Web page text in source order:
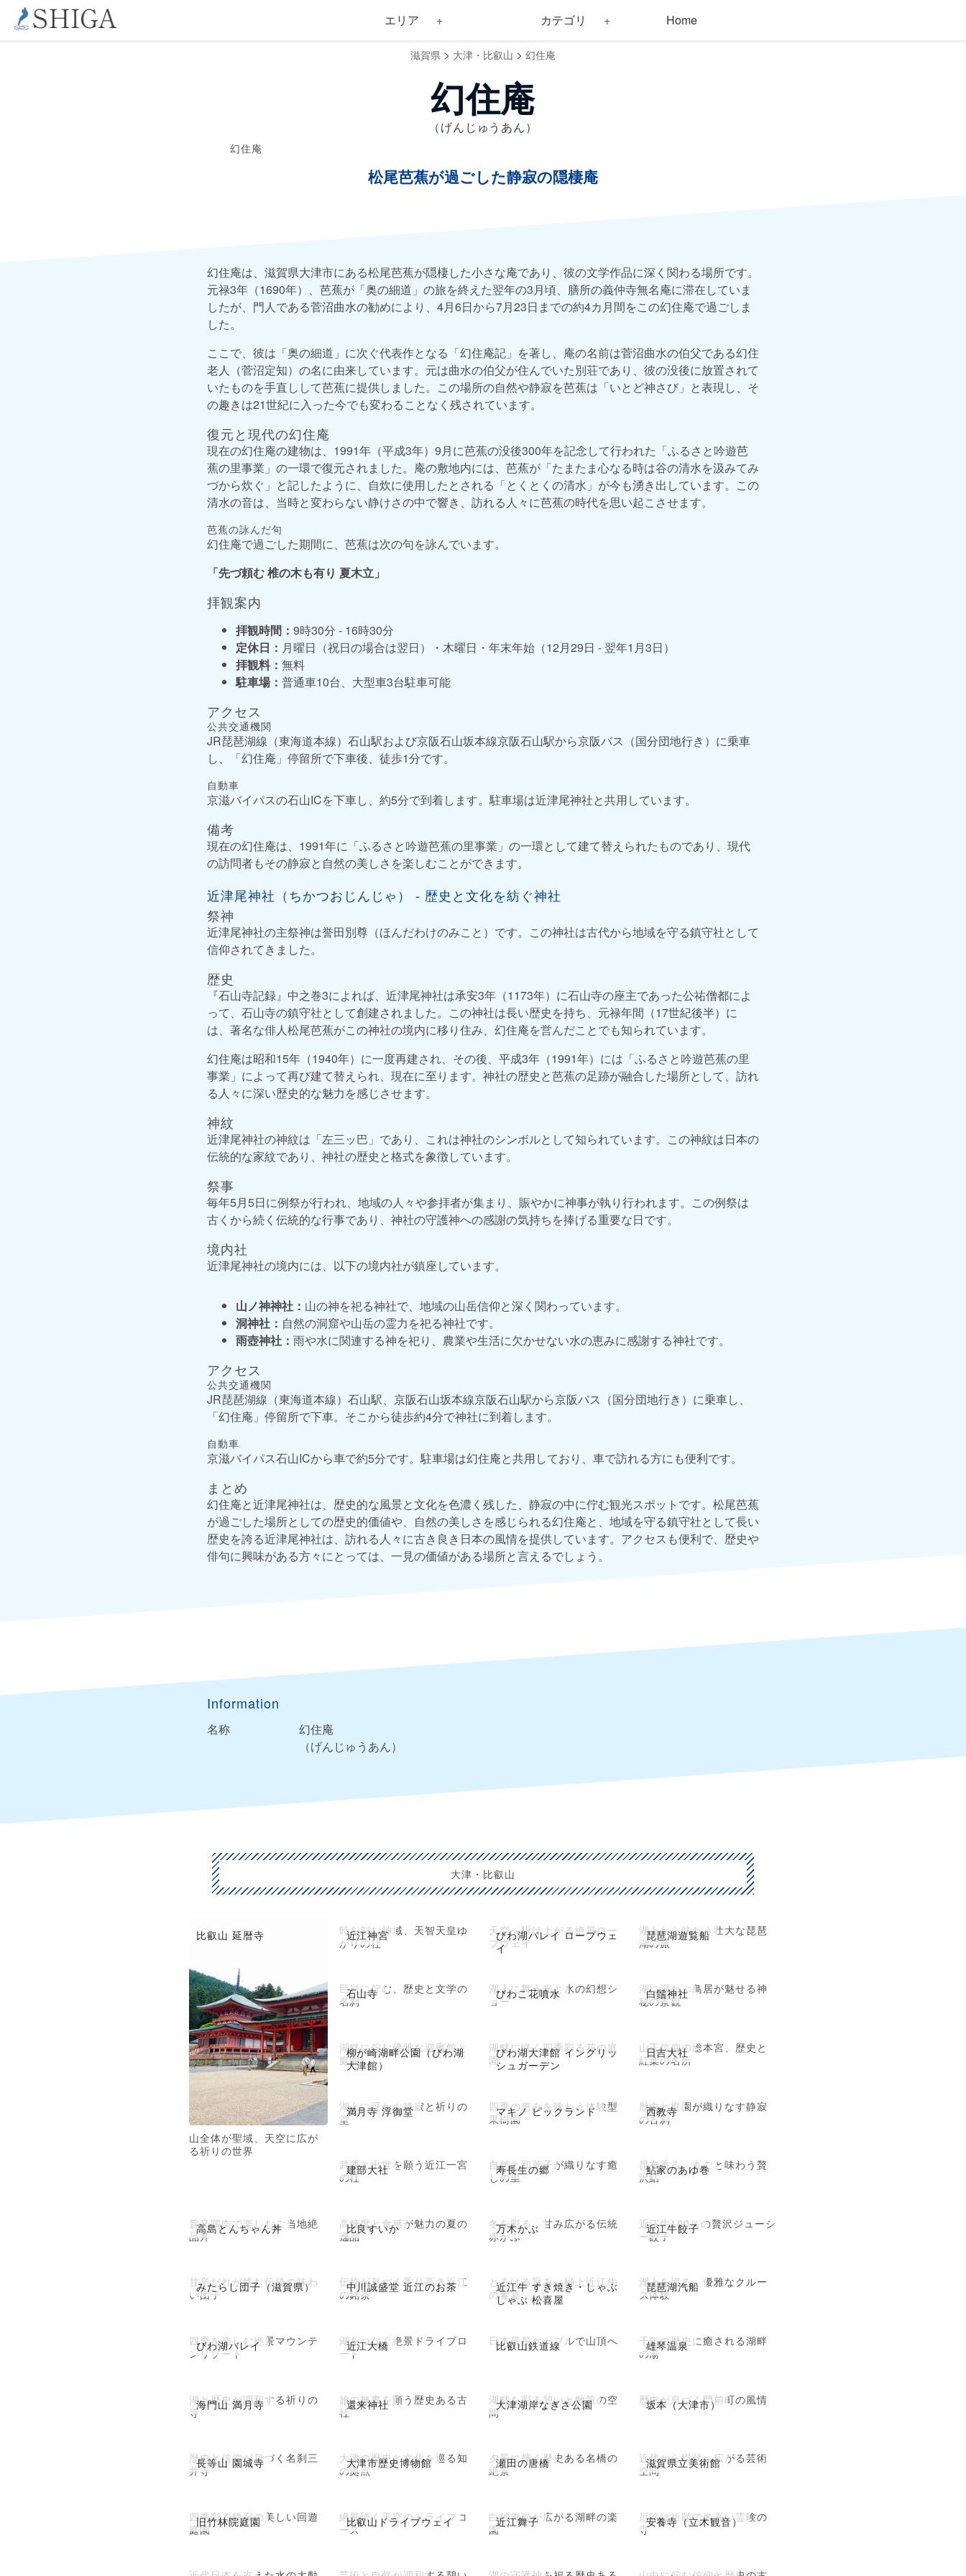
エリア カテゴリ Home
滋賀県 > 大津・比叡山 > 幻住庵
幻住庵
（げんじゅうあん）
幻住庵
松尾芭蕉が過ごした静寂の隠棲庵
幻住庵は、滋賀県大津市にある松尾芭蕉が隠棲した小さな庵であり、彼の文学作品に深く関わる場所です。
元禄3年（1690年）、芭蕉が「奥の細道」の旅を終えた翌年の3月頃、膳所の義仲寺無名庵に滞在していま
したが、門人である菅沼曲水の勧めにより、4月6日から7月23日までの約4カ月間をこの幻住庵で過ごしま
した。
ここで、彼は「奥の細道」に次ぐ代表作となる「幻住庵記」を著し、庵の名前は菅沼曲水の伯父である幻住
老人（菅沼定知）の名に由来しています。元は曲水の伯父が住んでいた別荘であり、彼の没後に放置されて
いたものを手直しして芭蕉に提供しました。この場所の自然や静寂を芭蕉は「いとど神さび」と表現し、そ
の趣きは21世紀に入った今でも変わることなく残されています。
復元と現代の幻住庵
現在の幻住庵の建物は、1991年（平成3年）9月に芭蕉の没後300年を記念して行われた「ふるさと吟遊芭
蕉の里事業」の一環で復元されました。庵の敷地内には、芭蕉が「たまたま心なる時は谷の清水を汲みてみ
づから炊ぐ」と記したように、自炊に使用したとされる「とくとくの清水」が今も湧き出しています。この
清水の音は、当時と変わらない静けさの中で響き、訪れる人々に芭蕉の時代を思い起こさせます。
芭蕉の詠んだ句
幻住庵で過ごした期間に、芭蕉は次の句を詠んでいます。
「先づ頼む 椎の木も有り 夏木立」
拝観案内
拝観時間： 9時30分 - 16時30分
定休日： 月曜日（祝日の場合は翌日）・木曜日・年末年始（12月29日 - 翌年1月3日）
拝観料： 無料
駐車場： 普通車10台、大型車3台駐車可能
アクセス
公共交通機関
JR琵琶湖線（東海道本線）石山駅および京阪石山坂本線京阪石山駅から京阪バス（国分団地行き）に乗車
し、「幻住庵」停留所で下車後、徒歩1分です。
自動車
京滋バイパスの石山ICを下車し、約5分で到着します。駐車場は近津尾神社と共用しています。
備考
現在の幻住庵は、1991年に「ふるさと吟遊芭蕉の里事業」の一環として建て替えられたものであり、現代
の訪問者もその静寂と自然の美しさを楽しむことができます。
近津尾神社（ちかつおじんじゃ） - 歴史と文化を紡ぐ神社
祭神
近津尾神社の主祭神は誉田別尊（ほんだわけのみこと）です。この神社は古代から地域を守る鎮守社として
信仰されてきました。
歴史
『石山寺記録』中之巻3によれば、近津尾神社は承安3年（1173年）に石山寺の座主であった公祐僧都によ
って、石山寺の鎮守社として創建されました。この神社は長い歴史を持ち、元禄年間（17世紀後半）に
は、著名な俳人松尾芭蕉がこの神社の境内に移り住み、幻住庵を営んだことでも知られています。
幻住庵は昭和15年（1940年）に一度再建され、その後、平成3年（1991年）には「ふるさと吟遊芭蕉の里
事業」によって再び建て替えられ、現在に至ります。神社の歴史と芭蕉の足跡が融合した場所として、訪れ
る人々に深い歴史的な魅力を感じさせます。
神紋
近津尾神社の神紋は「左三ッ巴」であり、これは神社のシンボルとして知られています。この神紋は日本の
伝統的な家紋であり、神社の歴史と格式を象徴しています。
祭事
毎年5月5日に例祭が行われ、地域の人々や参拝者が集まり、賑やかに神事が執り行われます。この例祭は
古くから続く伝統的な行事であり、神社の守護神への感謝の気持ちを捧げる重要な日です。
境内社
近津尾神社の境内には、以下の境内社が鎮座しています。
山ノ神神社： 山の神を祀る神社で、地域の山岳信仰と深く関わっています。
洞神社： 自然の洞窟や山岳の霊力を祀る神社です。
雨壺神社： 雨や水に関連する神を祀り、農業や生活に欠かせない水の恵みに感謝する神社です。
アクセス
公共交通機関
JR琵琶湖線（東海道本線）石山駅、京阪石山坂本線京阪石山駅から京阪バス（国分団地行き）に乗車し、
「幻住庵」停留所で下車。そこから徒歩約4分で神社に到着します。
自動車
京滋バイパス石山ICから車で約5分です。駐車場は幻住庵と共用しており、車で訪れる方にも便利です。
まとめ
幻住庵と近津尾神社は、歴史的な風景と文化を色濃く残した、静寂の中に佇む観光スポットです。松尾芭蕉
が過ごした場所としての歴史的価値や、自然の美しさを感じられる幻住庵と、地域を守る鎮守社として長い
歴史を誇る近津尾神社は、訪れる人々に古き良き日本の風情を提供しています。アクセスも便利で、歴史や
俳句に興味がある方々にとっては、一見の価値がある場所と言えるでしょう。
Information
名称
幻住庵
（げんじゅうあん）
大津・比叡山
比叡山 延暦寺
山全体が聖域、天空に広が
る祈りの世界
近江神宮
時を刻む神域、天智天皇ゆ
かりの社
びわ湖バレイ ロープウェ
イ
天空へ駆け上がる絶景ロー
プウェイ
琵琶湖遊覧船
湖上から味わう壮大な琵琶
湖の旅
石山寺
巨岩に佇む、歴史と文学の
名刹
びわこ花噴水
湖上に舞う光と水の幻想シ
ョー
白鬚神社
湖に浮かぶ鳥居が魅せる神
秘の景観
柳が崎湖畔公園（びわ湖
大津館）
湖畔に佇む優雅な迎賓館と
庭園
びわ湖大津館 イングリッ
シュガーデン
湖畔に咲く四季彩る花の庭
園
日吉大社
山王信仰の総本宮、歴史と
紅葉の名所
満月寺 浮御堂
湖上に浮かぶ静寂と祈りの
堂
マキノ ピックランド
四季の恵みを味わう体験型
果樹園
西教寺
歴史と庭園が織りなす静寂
の古刹
建部大社
武運と出世を願う近江一宮
の社
寿長生の郷
自然と和菓子が織りなす癒
しの里
鮎家のあゆ巻
昆布香る、丸ごと味わう贅
沢鮎
高島とんちゃん丼
旨辛鶏肉で楽しむご当地絶
品丼
比良すいか
高糖度と食感が魅力の夏の
逸品
万木かぶ
冬を彩る、甘み広がる伝統
赤かぶ
近江牛餃子
近江牛100％の贅沢ジューシ
ー餃子
みたらし団子（滋賀県）
甘辛だれが絡む伝統の味わ
い団子
中川誠盛堂 近江のお茶
伝統が息づく香り高き近江
の銘茶
近江牛 すき焼き・しゃぶ
しゃぶ 松喜屋
とろける旨み、極上近江牛
の饗宴
琵琶湖汽船
湖上を巡る、優雅なクルー
ズ体験
びわ湖バレイ
四季を楽しむ絶景マウンテ
ンリゾート
近江大橋
湖をつなぐ絶景ドライブロ
ード
比叡山鉄道線
日本最長ケーブルで山頂へ 雄琴温泉
千年の歴史に癒される湖畔
の湯
海門山 満月寺
湖と歴史が調和する祈りの
寺
還来神社
旅の無事を願う歴史ある古
社
大津湖岸なぎさ公園
湖畔を彩る憩いと散策の空
間
坂本（大津市）
歴史が息づく門前町の風情
長等山 園城寺
歴史と信仰が息づく名刹三
井寺
大津市歴史博物館
大津の歴史と文化を巡る知
の拠点
瀬田の唐橋
夕景に輝く歴史ある名橋の
絶景
滋賀県立美術館
近代から現代へ広がる芸術
空間
旧竹林院庭園
四季彩る静寂の美しい回遊
庭園
比叡山ドライブウェイ
絶景続く天空のドライブコ
ース
近江舞子
白砂青松が広がる湖畔の楽
園
安養寺（立木観音）
厄除け祈願で名高い霊験の
寺